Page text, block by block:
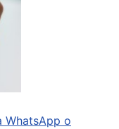
WhatsApp o